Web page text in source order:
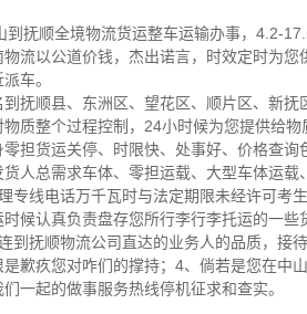
抚顺全境物流货运整车运输办事，4.2-
流以公道价钱，杰出诺言，时效定时为
车。
抚顺县、东洲区、望花区、顺片区、新
质整个过程控制，24小时候为您提供给
担货运关停、时限快、处事好、价格查
人总需求车体、零担运载、大型车体运
专线电话万千瓦时与法定期限未经许可考
候认真负责盘存您所行李行李托运的一
到抚顺物流公司直达的业务人的品质，接
歉疚您对咋们的撑持；4、倘若是您在中
一起的做事服务热线停机征求和查实。